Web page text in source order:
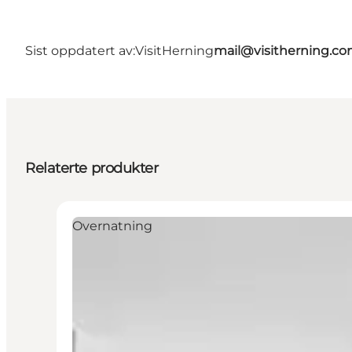
Sist oppdatert av:VisitHerning
Relaterte produkter
Overnatning